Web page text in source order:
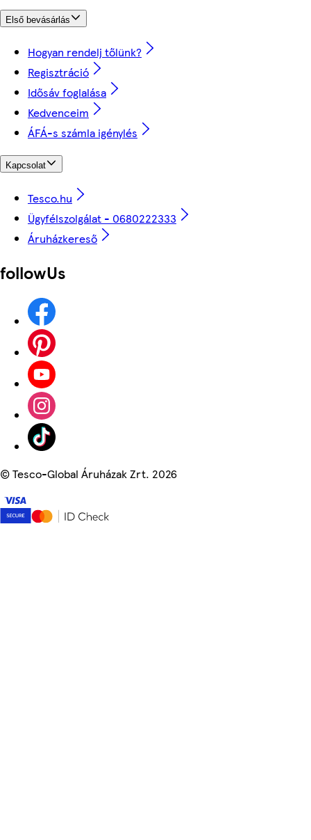
Első bevásárlás
Hogyan rendelj tőlünk?
Regisztráció
Idősáv foglalása
Kedvenceim
ÁFÁ-s számla igénylés
Kapcsolat
Tesco.hu
Ügyfélszolgálat - 0680222333
Áruházkereső
followUs
©Tesco-Global Áruházak Zrt. 2026